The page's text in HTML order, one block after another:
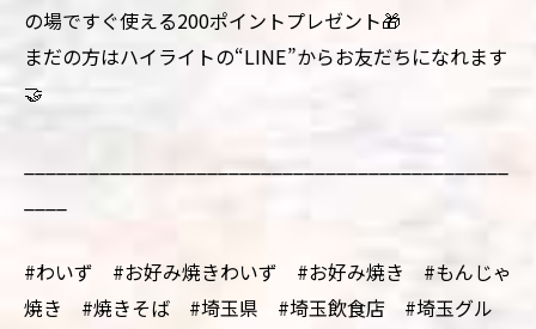
の場ですぐ使える200ポイントプレゼント🎁
まだの方はハイライトの“LINE”からお友だちになれます
🤝
#わいず #お好み焼きわいず #お好み焼き #もんじゃ
焼き #焼きそば #埼玉県 #埼玉飲食店 #埼玉グル